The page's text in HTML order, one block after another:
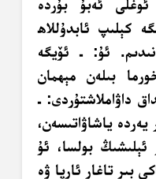
ئەبۇ بۇردە
كېلىپ ئابدۇللاھ
ئۇ: ـ ئۆيگە
بىلەن مېھمان
داۋاملاشتۇردى: ـ
ياشاۋاتىسەن،
بولسا، ئۇ
بىر تاغار ئارپا ۋە